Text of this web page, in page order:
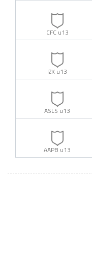
CFC u13
IZK u13
ASLS u13
AAPB u13